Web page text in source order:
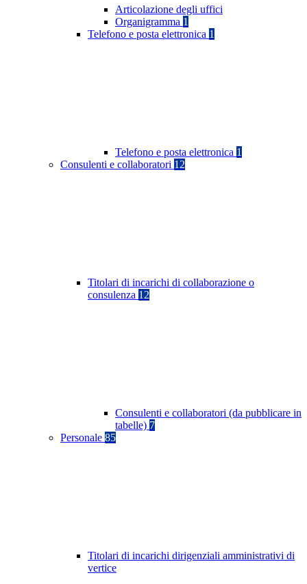
Articolazione degli uffici
Organigramma 1
Telefono e posta elettronica 1
Telefono e posta elettronica 1
Consulenti e collaboratori 12
Titolari di incarichi di collaborazione o
consulenza 12
Consulenti e collaboratori (da pubblicare in
tabelle) 7
Personale 85
Titolari di incarichi dirigenziali amministrativi di
vertice